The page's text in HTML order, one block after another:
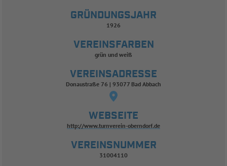
GRÜNDUNGSJAHR
1926
VEREINSFARBEN
grün und weiß
VEREINSADRESSE
Donaustraße 76 | 93077 Bad Abbach
WEBSEITE
http://www.turnverein-oberndorf.de
VEREINSNUMMER
31004110